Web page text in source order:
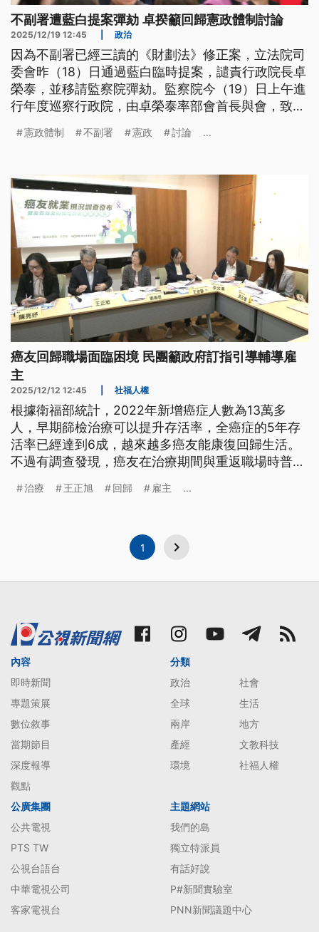
不副署遭藍白提案彈劾 卓揆籲回歸憲政體制討論
2025/12/19 12:45 政治
因為不副署已經三讀的《財劃法》修正案，立法院司
委會昨（18）日通過藍白臨時提案，譴責行政院長卓
榮泰，並移請監察院彈劾。監察院今（19）日上午進
行年度巡察行政院，由卓榮泰率部會首長與會，致詞
為，喊話朝野回歸憲政體制來討論。
憲政體制 不副署 憲政 討論 ...
癌友回歸職場面臨困境 民團籲政府訂指引導輔導雇
主
2025/12/12 12:45 社福人權
根據衛福部統計，2022年新增癌症人數為13萬多
人，早期篩檢治療可以提升存活率，全癌症的5年存
活率已經達到6成，越來越多癌友能康復回歸生活。
不過有調查發現，癌友在治療期間與重返職場時普遍
境。
治療 王正旭 回歸 雇主 ...
1
內容
即時新聞
專題策展
數位敘事
當期節目
深度報導
觀點
分類
政治
社會
全球
生活
兩岸
地方
產經
文教科技
環境
社福人權
公廣集團
公共電視
PTS TW
公視台語台
中華電視公司
客家電視台
主題網站
我們的島
獨立特派員
有話好說
P#新聞實驗室
PNN新聞議題中心